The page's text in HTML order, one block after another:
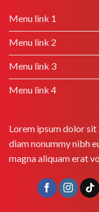
Menu link 1
Menu link 2
Menu link 3
Menu link 4
Lorem ipsum dolor
diam nonummy nibh
magna aliquam erat